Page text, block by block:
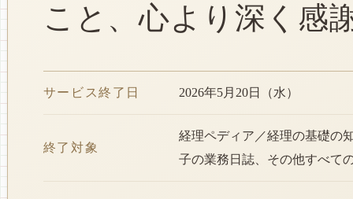
こと、心より深く感
サービス終了日 2026年5月20日（水）
終了対象
経理ペディア／経理の基礎の
子の業務日誌、その他すべて